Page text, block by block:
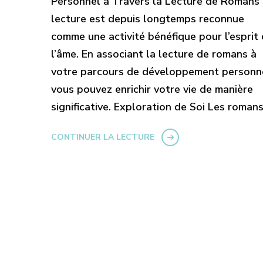
lecture est depuis longtemps reconnue
comme une activité bénéfique pour l’esprit
l’âme. En associant la lecture de romans à
votre parcours de développement
vous pouvez enrichir votre vie de manière
significative. Exploration de Soi Les
CONTINUER LA LECTURE